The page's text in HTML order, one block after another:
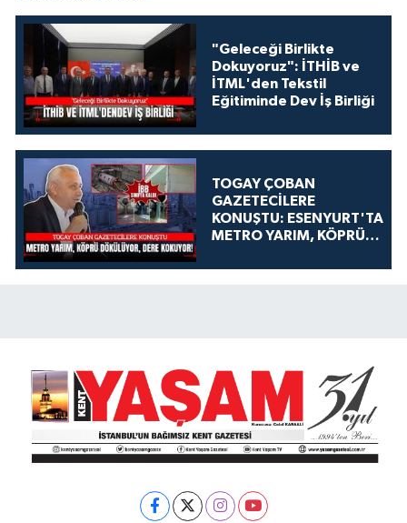
"Geleceği Birlikte
Dokuyoruz": İTHİB ve
İTML'den Tekstil
Eğitiminde Dev İş Birliği
TOGAY ÇOBAN
GAZETECİLERE
KONUŞTU: ESENYURT'TA
METRO YARIM, KÖPRÜ
KOKUYOR!